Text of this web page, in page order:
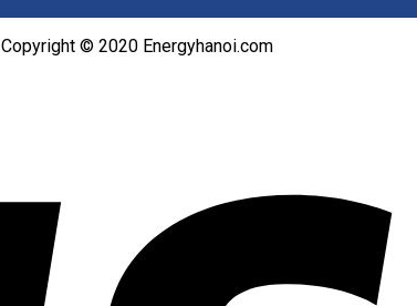
Copyright © 2020 Energyhanoi.com